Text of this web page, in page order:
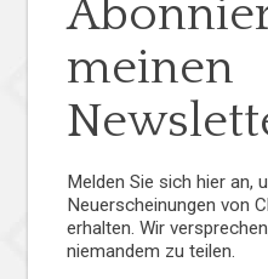
meinen
Melden Sie sich hier an,
Neuerscheinungen von
erhalten. Wir
niemandem zu teilen.